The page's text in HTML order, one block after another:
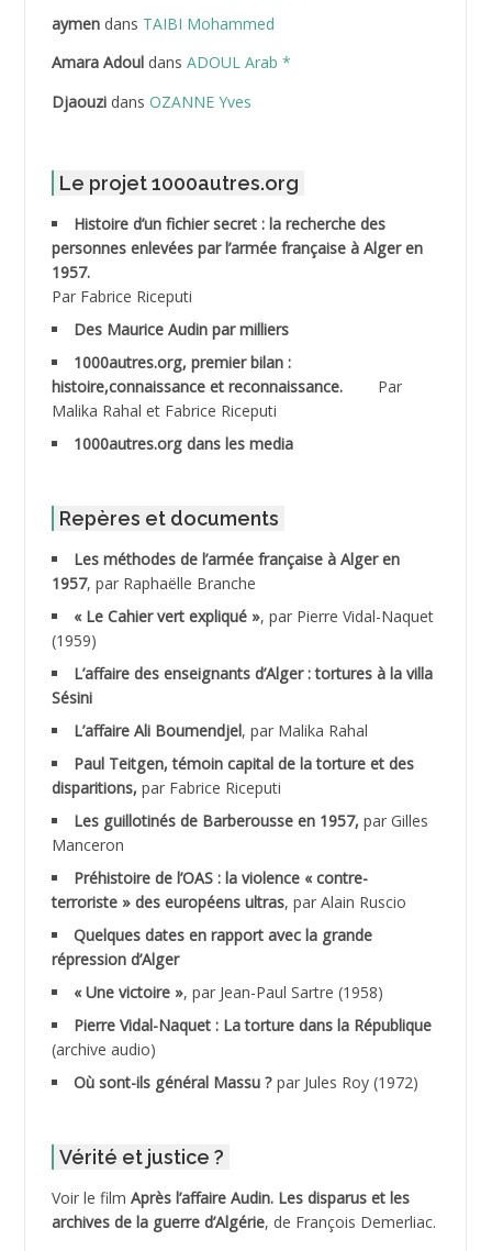
ABDELLI Mohamed
ABDELLI Mohamed *
ABDELMOUMENE Ahmed
ABDESMED Mohamed ben Kaddour
ABDESSELAMI Kouider
ABDESSLEM Ahmed dit le Coiffeur
ABDOUDOU
ABID Mohamed
ABNOUN Salah
ACHACHE M.*
ACHLAF Ali
ADALMI
ADANE Ramdane *
ADDAD
ADDALA Boualem*
ADDANE
ADDECHE Rachid
ADELIOUAT Vve AIT SAADA
ADJANI Khaled
aymendans TAIBI Mohammed
Amara Adouldans ADOUL Arab *
Djaouzidans OZANNE Yves
Le projet 1000autres.org
Histoire d’un fichier secret : la recherche des
personnes enlevées par l’armée française à Alger en
1957.
Par Fabrice Riceputi
Des Maurice Audin par milliers
1000autres.org, premier bilan :
histoire,connaissance et reconnaissance.
Par
Malika Rahal et Fabrice Riceputi
1000autres.org dans les media
Repères et documents
Les méthodes de l’armée française à Alger en
1957, par Raphaëlle Branche
« Le Cahier vert expliqué », par Pierre Vidal-Naquet
(1959)
L’affaire des enseignants d’Alger : tortures à la villa
Sésini
L’affaire Ali Boumendjel, par Malika Rahal
Paul Teitgen, témoin capital de la torture et des
disparitions, par Fabrice Riceputi
Les guillotinés de Barberousse en 1957, par Gilles
Manceron
Préhistoire de l’OAS : la violence « contre-
terroriste » des européens ultras, par Alain Ruscio
Quelques dates en rapport avec la grande
répression d’Alger
« Une victoire », par Jean-Paul Sartre (1958)
Pierre Vidal-Naquet : La torture dans la République
(archive audio)
Où sont-ils général Massu ? par Jules Roy (1972)
Vérité et justice ?
Voir le film Après l’affaire Audin. Les disparus et les
archives de la guerre d’Algérie, de François Demerliac.